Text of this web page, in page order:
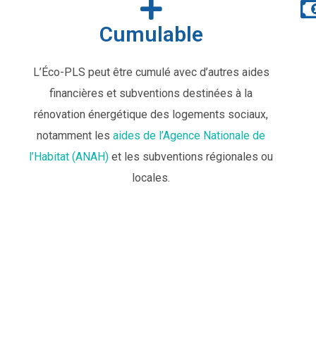
Cumulable
L’Éco-PLS peut être cumulé avec d’autres aides
financières et subventions destinées à la
rénovation énergétique des logements sociaux,
notamment les aides de l’Agence Nationale de
l’Habitat (ANAH) et les subventions régionales ou
locales.